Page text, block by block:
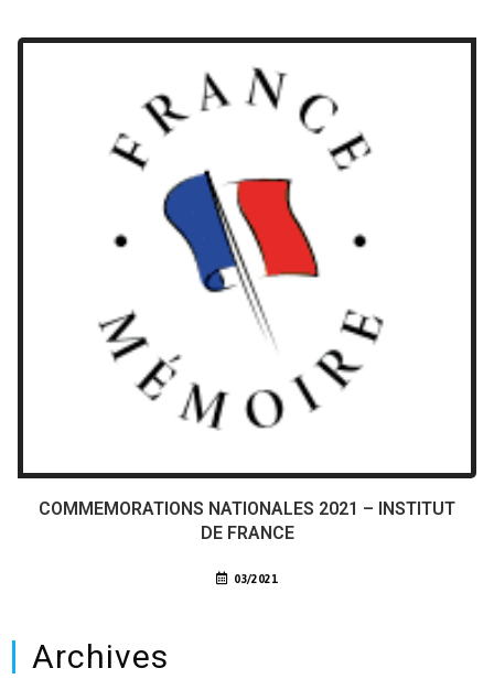
COMMEMORATIONS NATIONALES 2021 – INSTITUT
DE FRANCE
03/2021
Archives